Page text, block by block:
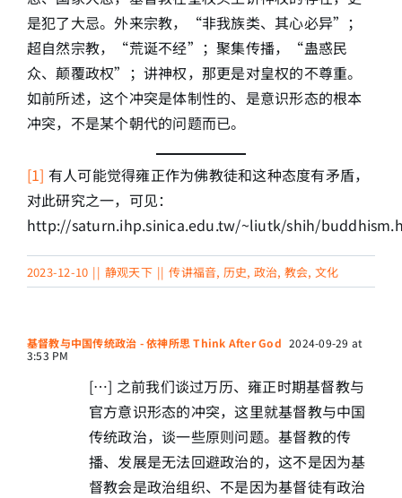
是犯了大忌。外来宗教，“非我族类、其心必异”；
超自然宗教，“荒诞不经”；聚集传播，“蛊惑民
众、颠覆政权”；讲神权，那更是对皇权的不尊重。
如前所述，这个冲突是体制性的、是意识形态的根本
冲突，不是某个朝代的问题而已。
[1] 有人可能觉得雍正作为佛教徒和这种态度有矛盾，
对此研究之一，可见：
http://saturn.ihp.sinica.edu.tw/~liutk/shih/
2023-12-10 || 静观天下 || 传讲福音, 历史, 政治, 教会, 文化
基督教与中国传统政治 - 依神所思 Think After God 2024-09-29 at
3:53 PM
[…] 之前我们谈过万历、雍正时期基督教与
官方意识形态的冲突，这里就基督教与中国
传统政治，谈一些原则问题。基督教的传
播、发展是无法回避政治的，这不是因为基
督教会是政治组织、不是因为基督徒有政治